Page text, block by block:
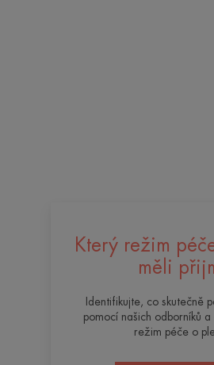
Který režim
měli
Identifikujte, co skutečně
pomocí našich odborníků
režim péče o